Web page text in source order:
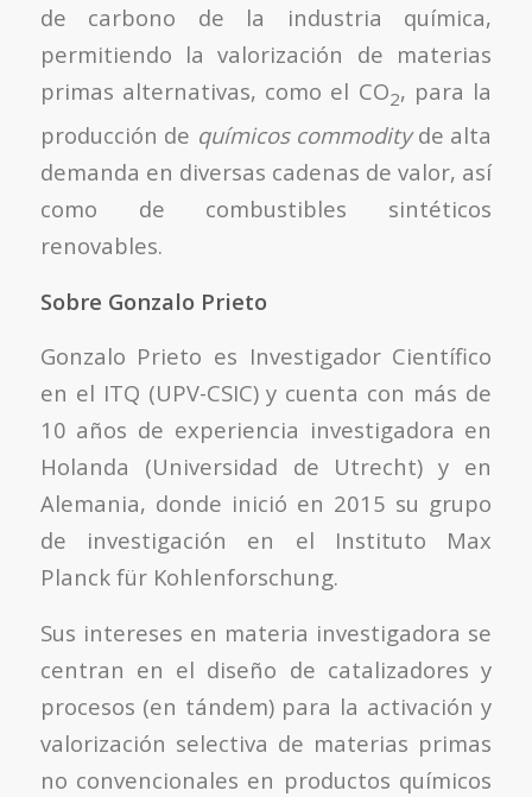
de carbono de la industria química,
permitiendo la valorización de materias
primas alternativas, como el CO2, para la
producción de químicos commodityde alta
demanda en diversas cadenas de valor, así
como de combustibles sintéticos
renovables.
Sobre Gonzalo Prieto
Gonzalo Prieto es Investigador Científico
en el ITQ (UPV-CSIC) y cuenta con más de
10 años de experiencia investigadora en
Holanda (Universidad de Utrecht) y en
Alemania, donde inició en 2015 su grupo
de investigación en el Instituto Max
Planck für Kohlenforschung.
Sus intereses en materia investigadora se
centran en el diseño de catalizadores y
procesos (en tándem) para la activación y
valorización selectiva de materias primas
no convencionales en productos químicos